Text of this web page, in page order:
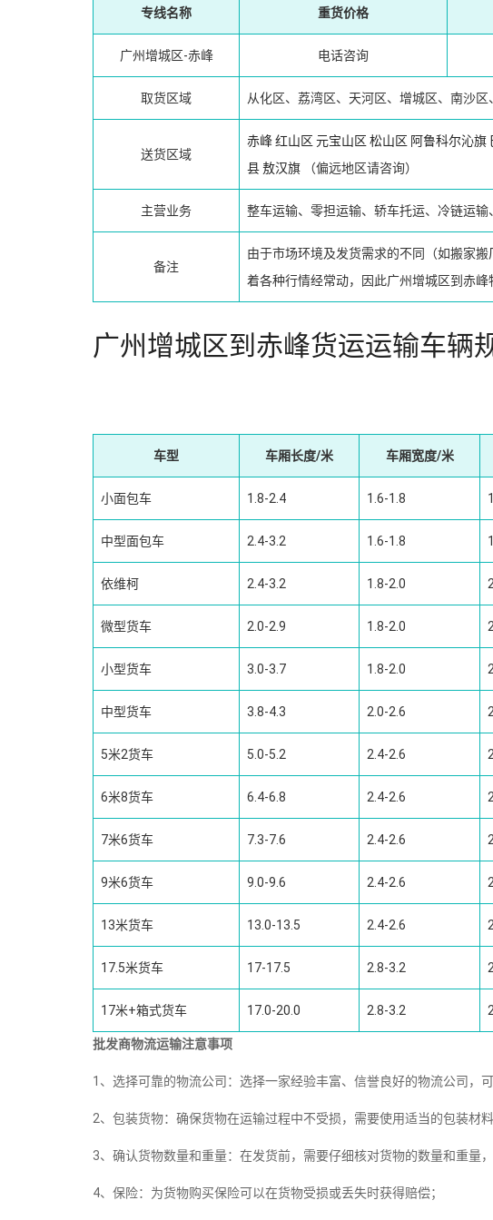
专线名称 重货价格
广州增城区-赤峰 电话咨询
取货区域 从化区、荔湾区、天河区、增城区、南沙
送货区域
赤峰红山区 元宝山区 松山区 阿鲁科尔沁旗
县敖汉旗 （偏远地区请咨询）
主营业务 整车运输、零担运输、轿车托运、冷链运
备注
由于市场环境及发货需求的不同（如搬家
着各种行情经常动，因此广州增城区到赤
广州增城区到赤峰货运运输车辆
车型 车厢长度/米 车厢宽度/米
小面包车 1.8-2.4 1.6-1.8
中型面包车 2.4-3.2 1.6-1.8
依维柯 2.4-3.2 1.8-2.0
微型货车 2.0-2.9 1.8-2.0
小型货车 3.0-3.7 1.8-2.0
中型货车 3.8-4.3 2.0-2.6
5米2货车 5.0-5.2 2.4-2.6
6米8货车 6.4-6.8 2.4-2.6
7米6货车 7.3-7.6 2.4-2.6
9米6货车 9.0-9.6 2.4-2.6
13米货车 13.0-13.5 2.4-2.6
17.5米货车 17-17.5 2.8-3.2
17米+箱式货车 17.0-20.0 2.8-3.2
批发商物流运输注意事项
1、选择可靠的物流公司：选择一家经验丰富、信誉良好的物流公司，
2、包装货物：确保货物在运输过程中不受损，需要使用适当的包装材
3、确认货物数量和重量：在发货前，需要仔细核对货物的数量和重量
4、保险：为货物购买保险可以在货物受损或丢失时获得赔偿；